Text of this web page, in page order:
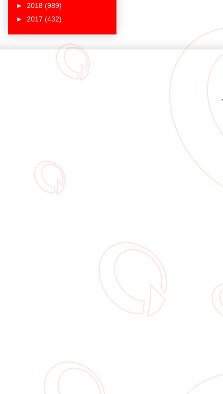
► 2018 (989)
► 2017 (432)